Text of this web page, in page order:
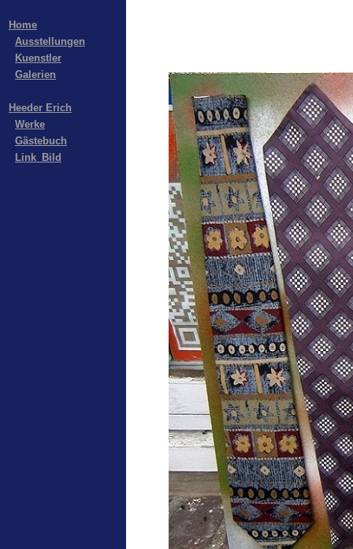
Home
Ausstellungen
Kuenstler
Galerien
Heeder Erich
Werke
Gästebuch
Link_Bild